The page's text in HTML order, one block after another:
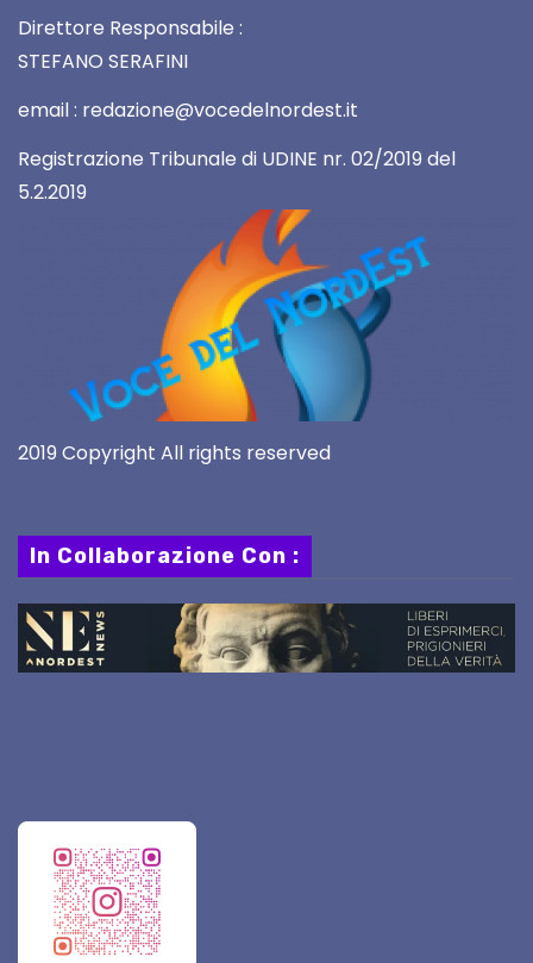
Direttore Responsabile :
STEFANO SERAFINI
email : redazione@vocedelnordest.it
Registrazione Tribunale di UDINE nr. 02/2019 del
5.2.2019
2019 Copyright All rights reserved
In Collaborazione Con :